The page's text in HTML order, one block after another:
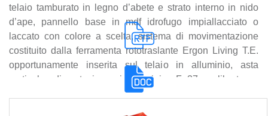
telaio tamburato in legno d’abete e strato interno in nido
d’ape, pannello base in mdf idrofugo impiallacciato o
laccato con colore a scelta, sistema di movimentazione
costituito dalla ferramenta rototraslante Ergon Living T.E.
opportunamente inserita sul telaio in alluminio, asta
verticale di rotazione in acciaio Fe37 calibrata e
predisposta per la regolazione ortogonale, guida di